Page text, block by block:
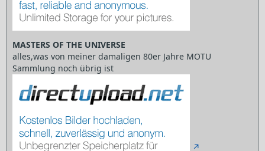
MASTERS OF THE UNIVERSE
alles,was von meiner damaligen 80er Jahre MOTU
Sammlung noch übrig ist